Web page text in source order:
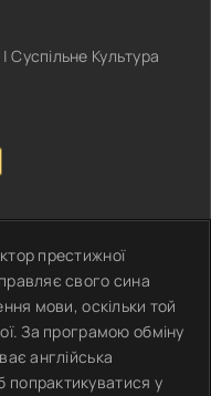
Культура
престижної
свого сина
мови, оскільки той
За програмою обміну
англійська
у